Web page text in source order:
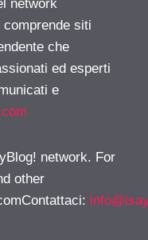
network
siti
che
ed esperti
e
network. For
other
: